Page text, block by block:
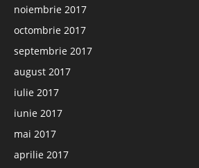
noiembrie 2017
octombrie 2017
septembrie 2017
august 2017
iulie 2017
iunie 2017
mai 2017
aprilie 2017